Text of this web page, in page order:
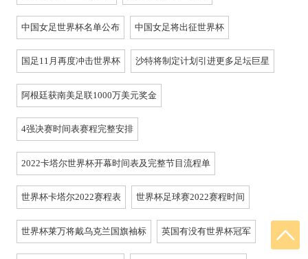
中国女足世界杯名单公布 中国女足将出征世界杯
国足11月再度冲击世界杯 沙特将制定计划引进更多足坛巨星
阿根廷获南美足联1000万美元奖金
4强决赛时间表赛程完整安排
2022卡塔尔世界杯开幕时间表及完整节目流程单
世界杯卡塔尔2022赛程表 世界杯足球赛2022赛程时间
世界杯莱万将戴乌克兰国旗袖标 英国有没有世界杯冠军